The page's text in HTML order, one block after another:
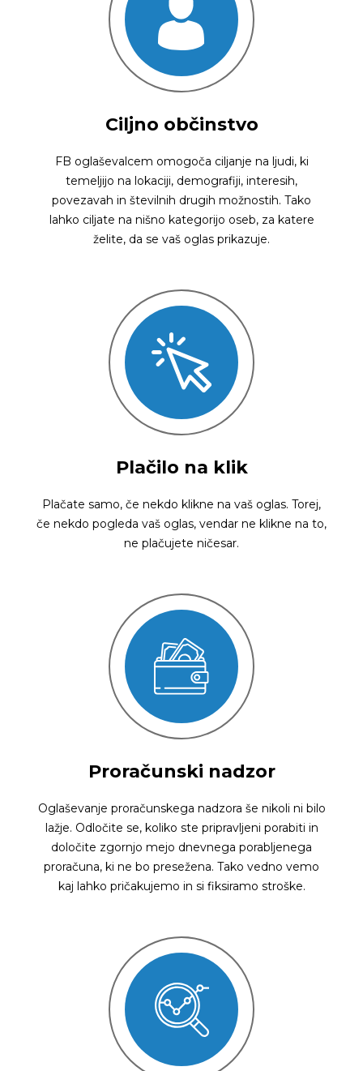
Ciljno občinstvo
FB oglaševalcem omogoča ciljanje na ljudi, ki
temeljijo na lokaciji, demografiji, interesih,
povezavah in številnih drugih možnostih. Tako
lahko ciljate na nišno kategorijo oseb, za katere
želite, da se vaš oglas prikazuje.
Plačilo na klik
Plačate samo, če nekdo klikne na vaš oglas. Torej,
če nekdo pogleda vaš oglas, vendar ne klikne na to,
ne plačujete ničesar.
Proračunski nadzor
Oglaševanje proračunskega nadzora še nikoli ni bilo
lažje. Odločite se, koliko ste pripravljeni porabiti in
določite zgornjo mejo dnevnega porabljenega
proračuna, ki ne bo presežena. Tako vedno vemo
kaj lahko pričakujemo in si fiksiramo stroške.